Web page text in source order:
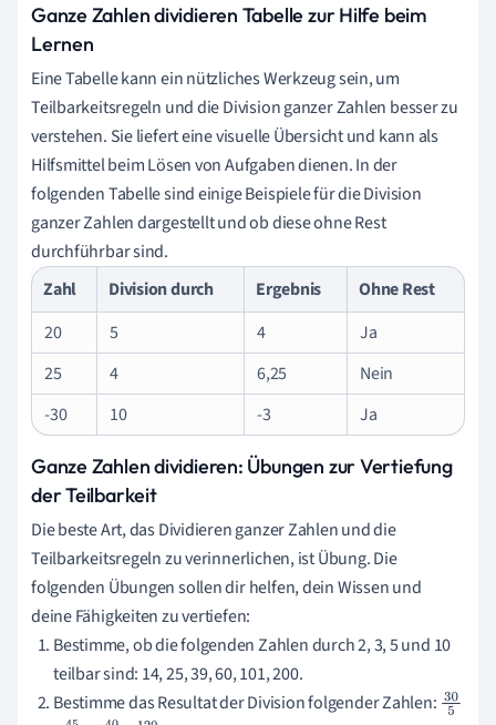
Ganze Zahlen dividieren Tabelle zur Hilfe beim
Lernen
Eine Tabelle kann ein nützliches Werkzeug sein, um
Teilbarkeitsregeln und die Division ganzer Zahlen besser zu
verstehen. Sie liefert eine visuelle Übersicht und kann als
Hilfsmittel beim Lösen von Aufgaben dienen. In der
folgenden Tabelle sind einige Beispiele für die Division
ganzer Zahlen dargestellt und ob diese ohne Rest
durchführbar sind.
Zahl
Division durch Ergebnis
Ohne Rest
20
5 4
Ja
25
4 6,25
Nein
-30
10 -3 Ja
Ganze Zahlen dividieren: Übungen zur Vertiefung
der Teilbarkeit
Die beste Art, das Dividieren ganzer Zahlen und die
Teilbarkeitsregeln zu verinnerlichen, ist Übung. Die
folgenden Übungen sollen dir helfen, dein Wissen und
deine Fähigkeiten zu vertiefen:
Bestimme, ob die folgenden Zahlen durch 2, 3, 5 und 10
teilbar sind: 14, 25, 39, 60, 101, 200.
Bestimme das Resultat der Division folgender Zahlen: 3